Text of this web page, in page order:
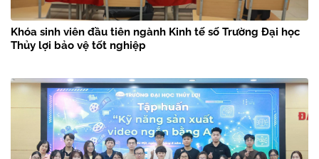
Khóa sinh viên đầu tiên ngành Kinh tế số Trường Đại học
Thủy lợi bảo vệ tốt nghiệp